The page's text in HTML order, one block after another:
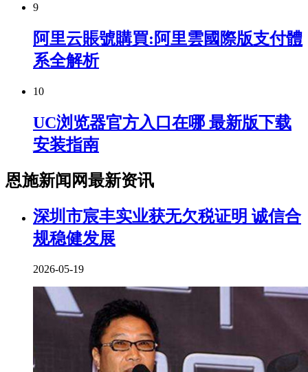
9
阿里云賬號購買:阿里雲國際版支付體
系全解析
10
UC浏览器官方入口在哪 最新版下载
安装指南
恩施新闻网最新资讯
深圳市宸丰实业获无欠税证明 诚信合
规稳健发展
2026-05-19